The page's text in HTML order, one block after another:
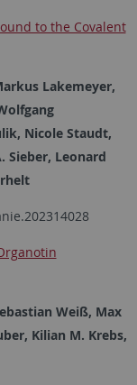
to the Covalent
Lakemeyer,
Nicole Staudt,
Sieber, Leonard
Weiß, Max
Kilian M. Krebs,